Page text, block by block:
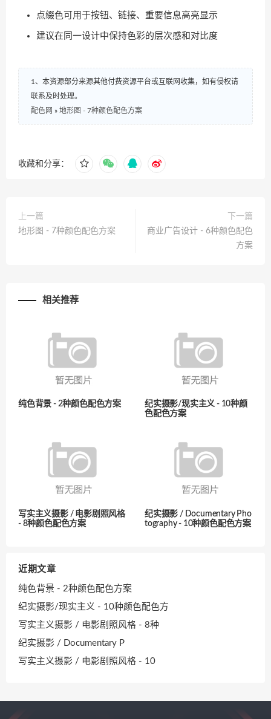
点缀色可用于按钮、链接、重要信息高亮显示
建议在同一设计中保持色彩的层次感和对比度
1、本资源部分来源其他付费资源平台或互联网收集，如有侵权请
联系及时处理。
配色网 » 地形图 - 7种颜色配色方案
收藏和分享：
上一篇
地形图 - 7种颜色配色方案
下一篇
商业广告设计 - 6种颜色配色
方案
相关推荐
纯色背景 - 2种颜色配色方案
纪实摄影/现实主义 - 10种颜
色配色方案
写实主义摄影 / 电影剧照风格
- 8种颜色配色方案
纪实摄影 / Documentary Pho
tography - 10种颜色配色方案
近期文章
纯色背景 - 2种颜色配色方案
纪实摄影/现实主义 - 10种颜色配色方
写实主义摄影 / 电影剧照风格 - 8种
纪实摄影 / Documentary P
写实主义摄影 / 电影剧照风格 - 10